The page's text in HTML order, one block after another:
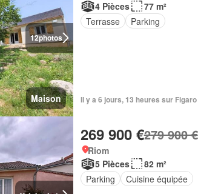
12photos
Maison
4 Pièces
77 m²
Terrasse
Parking
Il y a 6 jours, 13 heures sur
269 900 €279 900 €
Riom
5 Pièces
82 m²
Parking
Cuisine équipée